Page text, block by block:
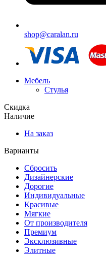
shop@caralan.ru
Мебель
Стулья
Скидка
Наличие
На заказ
Варианты
Сбросить
Дизайнерские
Дорогие
Индивидуальные
Красивые
Мягкие
От производителя
Премиум
Эксклюзивные
Элитные